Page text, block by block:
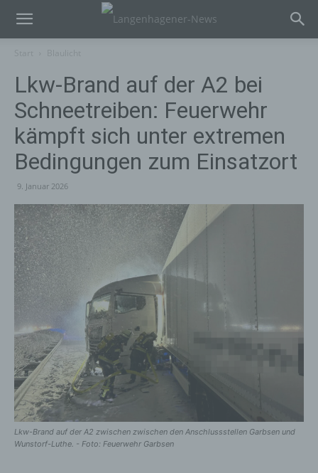
Lkw-Brand auf der A2 bei
Schneetreiben: Feuerwehr
kämpft sich unter extremen
Bedingungen zum Einsatzort
9. Januar 2026
Lkw-Brand auf der A2 zwischen zwischen den Anschlussstellen Garbsen und
Wunstorf-Luthe. - Foto: Feuerwehr Garbsen